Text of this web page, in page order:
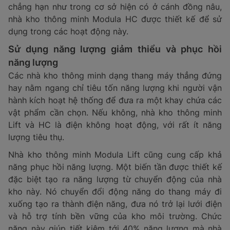
chẳng hạn như trong cơ sở hiện có ở cánh đồng nâu,
nhà kho thông minh Modula HC được thiết kế để sử
dụng trong các hoạt động này.
Sử dụng năng lượng giảm thiểu và phục hồi
năng lượng
Các nhà kho thông minh dạng thang máy thẳng đứng
hay nằm ngang chỉ tiêu tốn năng lượng khi người vận
hành kích hoạt hệ thống để đưa ra một khay chứa các
vật phẩm cần chọn. Nếu không, nhà kho thông minh
Lift và HC là điện không hoạt động, với rất ít năng
lượng tiêu thụ.
Nhà kho thông minh Modula Lift cũng cung cấp khả
năng phục hồi năng lượng. Một biến tần được thiết kế
đặc biệt tạo ra năng lượng từ chuyển động của nhà
kho này. Nó chuyển đổi động năng do thang máy đi
xuống tạo ra thành điện năng, đưa nó trở lại lưới điện
và hỗ trợ tính bền vững của kho môi trường. Chức